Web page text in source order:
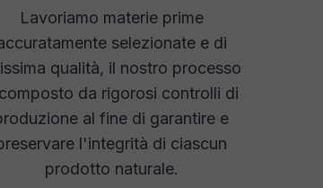
Lavoriamo materie prime
selezionate e di
qualità, il nostro processo
da rigorosi controlli di
al fine di garantire e
l'integrità di ciascun
prodotto naturale.